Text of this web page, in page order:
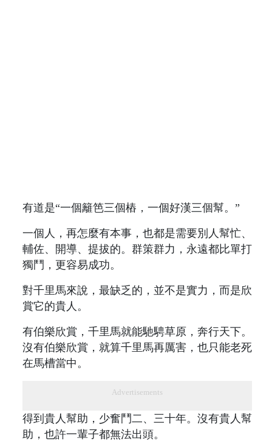
有道是“一個籬笆三個樁，一個好漢三個幫。”
一個人，再怎麼有本事，也都是需要別人幫忙、
輔佐、開導、提拔的。群策群力，永遠都比單打
獨鬥，更容易成功。
對千里馬來說，最缺乏的，並不是實力，而是欣
賞它的貴人。
有伯樂欣賞，千里馬就能馳騁草原，奔行天下。
沒有伯樂欣賞，就算千里馬再厲害，也只能老死
在馬槽當中。
Advertisements
得到貴人幫助，少奮鬥二、三十年。沒有貴人幫
助，也許一輩子都無法出頭。